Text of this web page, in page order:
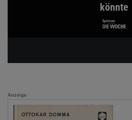
könnte
Anzeige